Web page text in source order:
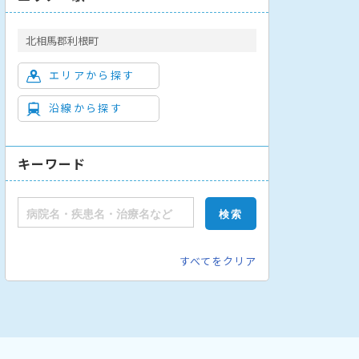
北相馬郡利根町
エリアから探す
沿線から探す
キーワード
すべてをクリア